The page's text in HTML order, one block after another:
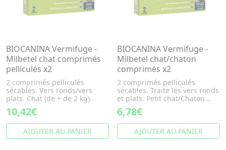
BIOCANINA Vermifuge -
Milbetel chat comprimés
pelliculés x2
2 comprimés pelliculés
sécables. Vers ronds/vers
plats. Chat (de + de 2 kg).
10,42€
AJOUTER AU PANIER
BIOCANINA Vermifuge -
Milbetel chat/chaton
comprimés x2
2 comprimés pelliculés
sécables. Traite les vers ronds
et plats. Petit chat/Chaton...
6,78€
AJOUTER AU PANIER